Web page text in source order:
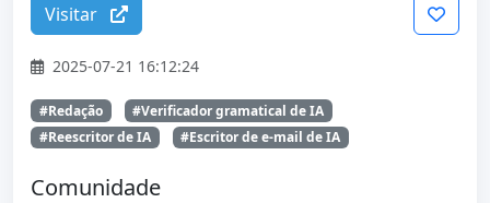
Visitar
2025-07-21 16:12:24
#Redação
#Verificador gramatical de IA
#Reescritor de IA
#Escritor de e-mail de IA
Comunidade